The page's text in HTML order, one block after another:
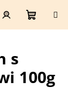
Přihlášení
s
100g